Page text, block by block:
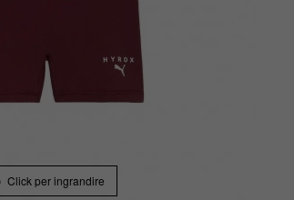
Click per ingrandire